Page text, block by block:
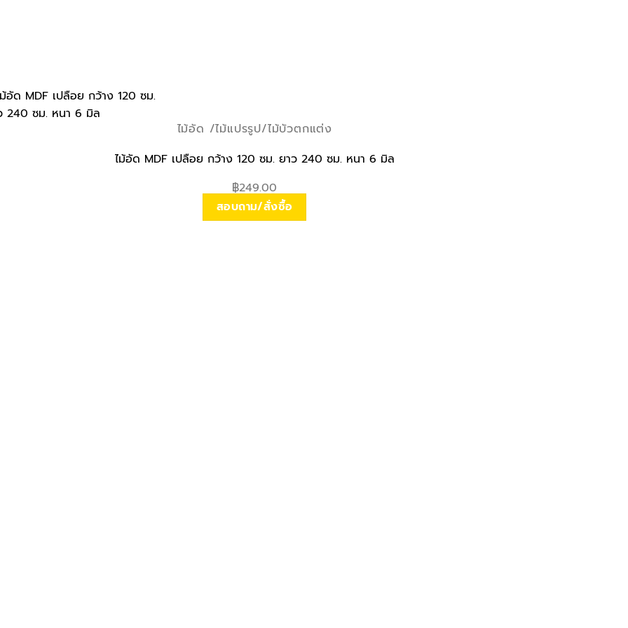
ไม้อัด /ไม้แปรรูป/ไม้บัวตกแต่ง
ไม้อัด MDF เปลือย กว้าง 120 ซม. ยาว 240 ซม. หนา 6 มิล
฿249.00
สอบถาม/สั่งซื้อ